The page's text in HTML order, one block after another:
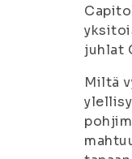
juhlat
Miltä